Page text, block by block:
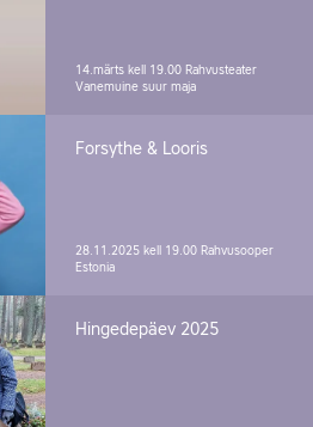
14.märts kell 19.00 Rahvusteater
Vanemuine suur maja
Forsythe & Looris
28.11.2025 kell 19.00 Rahvusooper
Estonia
Hingedepäev 2025